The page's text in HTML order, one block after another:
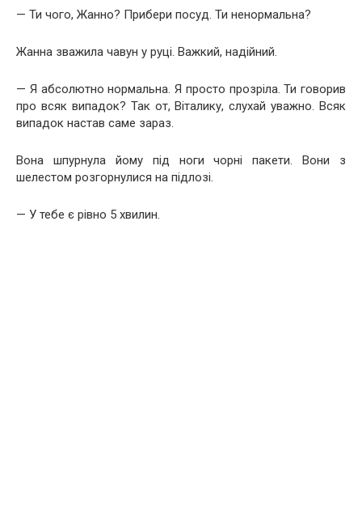
— Ти чого, Жанно? Прибери посуд. Ти ненормальна?
Жанна зважила чавун у руці. Важкий, надійний.
— Я абсолютно нормальна. Я просто прозріла. Ти говорив
про всяк випадок? Так от, Віталику, слухай уважно. Всяк
випадок настав саме зараз.
Вона шпурнула йому під ноги чорні пакети. Вони з
шелестом розгорнулися на підлозі.
— У тебе є рівно 5 хвилин.